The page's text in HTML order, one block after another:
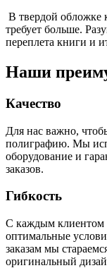
В твердой обложке
требует больше.
переплета книги и
Наши
Качество
Для нас важно,
полиграфию. Мы
оборудование и
заказов.
Гибкость
С каждым клиентом
оптимальные
заказам мы
оригинальный